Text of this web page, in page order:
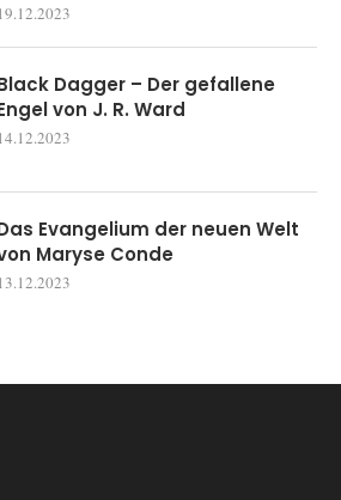
19.12.2023
Dagger – Der gefallene
von J. R. Ward
14.12.2023
Evangelium der neuen Welt
Maryse Conde
13.12.2023